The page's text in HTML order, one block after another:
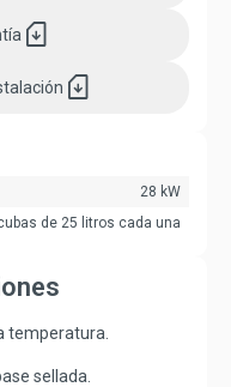
sim_card_download
sim_card_download
28 kW
de 25 litros cada una
temperatura.
sellada.